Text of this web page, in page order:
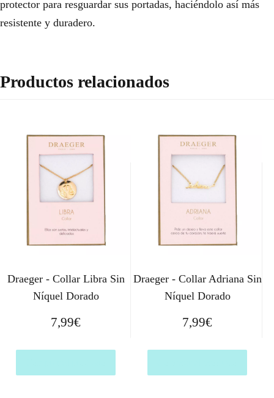
protector para resguardar sus portadas, haciéndolo así más
resistente y duradero.
Productos relacionados
Draeger - Collar Libra Sin
Níquel Dorado
7,99€
Draeger - Collar Adriana Sin
Níquel Dorado
7,99€